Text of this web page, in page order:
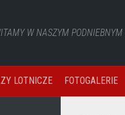
W NASZYM PODNIEBNYM
LOTNICZE FOTOGALERIE